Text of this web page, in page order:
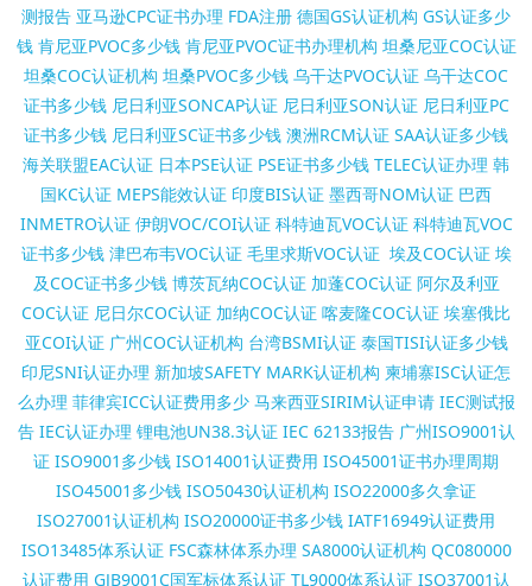
测报告 亚马逊CPC证书办理 FDA注册 德国GS认证机构 GS认证多少
钱 肯尼亚PVOC多少钱 肯尼亚PVOC证书办理机构 坦桑尼亚COC认证
坦桑COC认证机构 坦桑PVOC多少钱 乌干达PVOC认证 乌干达COC
证书多少钱 尼日利亚SONCAP认证 尼日利亚SON认证 尼日利亚PC
证书多少钱 尼日利亚SC证书多少钱 澳洲RCM认证 SAA认证多少钱
海关联盟EAC认证 日本PSE认证 PSE证书多少钱 TELEC认证办理 韩
国KC认证 MEPS能效认证 印度BIS认证 墨西哥NOM认证 巴西
INMETRO认证 伊朗VOC/COI认证 科特迪瓦VOC认证 科特迪瓦VOC
证书多少钱 津巴布韦VOC认证 毛里求斯VOC认证 埃及COC认证 埃
及COC证书多少钱 博茨瓦纳COC认证 加蓬COC认证 阿尔及利亚
COC认证 尼日尔COC认证 加纳COC认证 喀麦隆COC认证 埃塞俄比
亚COI认证 广州COC认证机构 台湾BSMI认证 泰国TISI认证多少钱
印尼SNI认证办理 新加坡SAFETY MARK认证机构 柬埔寨ISC认证怎
么办理 菲律宾ICC认证费用多少 马来西亚SIRIM认证申请 IEC测试报
告 IEC认证办理 锂电池UN38.3认证 IEC 62133报告 广州ISO9001认
证 ISO9001多少钱 ISO14001认证费用 ISO45001证书办理周期
ISO45001多少钱 ISO50430认证机构 ISO22000多久拿证
ISO27001认证机构 ISO20000证书多少钱 IATF16949认证费用
ISO13485体系认证 FSC森林体系办理 SA8000认证机构 QC080000
认证费用 GJB9001C国军标体系认证 TL9000体系认证 ISO37001认